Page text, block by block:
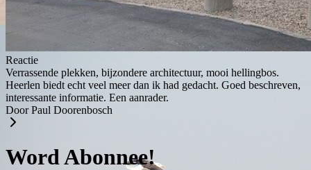
Reactie
Verrassende plekken, bijzondere architectuur, mooi hellingbos.
Heerlen biedt echt veel meer dan ik had gedacht. Goed beschreven,
interessante informatie. Een aanrader.
Door Paul Doorenbosch
Word Abonnee!